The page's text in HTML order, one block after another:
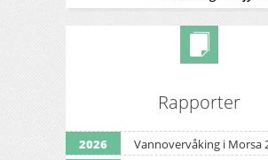
Rapporter
2026
Vannovervåking i Morsa